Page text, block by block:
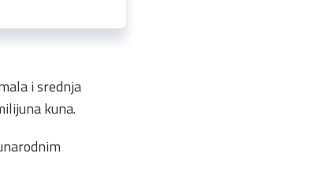
i srednja
kuna.